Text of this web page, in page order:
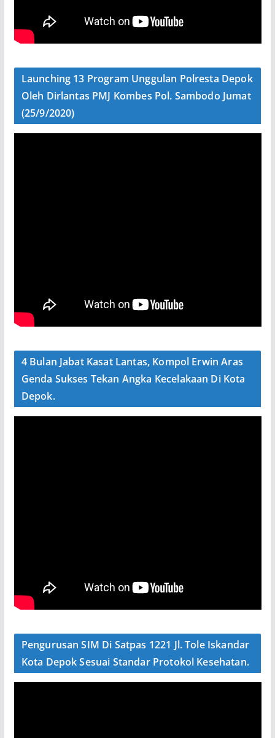
Launching 13 Program Unggulan Polresta Depok
Oleh Dirlantas PMJ Kombes Pol. Sambodo Jumat
(25/9/2020)
4 Bulan Jabat Kasat Lantas, Kompol Erwin Aras
Genda Sukses Tekan Angka Kecelakaan Di Kota
Depok.
Pengurusan SIM Di Satpas 1221 Jl. Tole Iskandar
Kota Depok Sesuai Standar Protokol Kesehatan.